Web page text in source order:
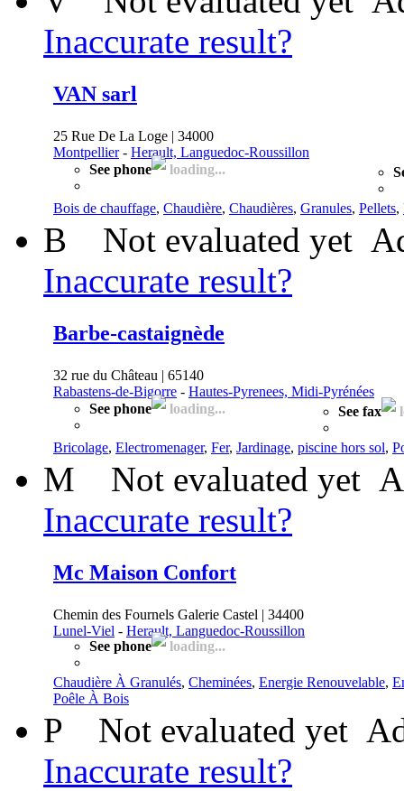
Inaccurate result?
VAN sarl
25 Rue De La Loge | 34000
Montpellier- Herault, Languedoc-Roussillon
See phone
loading...
Bois de chauffage, Chaudière, Chaudières, Granules, Pellets,
B Not evaluated yet
Inaccurate result?
Barbe-castaignède
32 rue du Château | 65140
Rabastens-de-Bigorre - Hautes-Pyrenees, Midi-Pyrénées
See phone
loading... See fax
Bricolage, Electromenager, Fer, Jardinage, piscine hors sol,
M Not evaluated yet
Inaccurate result?
Mc Maison Confort
Chemin des Fournels Galerie Castel | 34400
Lunel-Viel - Herault, Languedoc-Roussillon
See phone
loading...
Chaudière À Granulés, Cheminées, Energie Renouvelable,
Poêle À Bois
P Not evaluated yet
Inaccurate result?